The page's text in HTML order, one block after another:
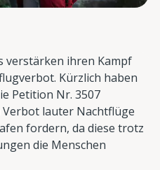
verstärken ihren Kampf
Kürzlich haben
Petition Nr. 3507
lauter Nachtflüge
fordern, da diese trotz
die Menschen